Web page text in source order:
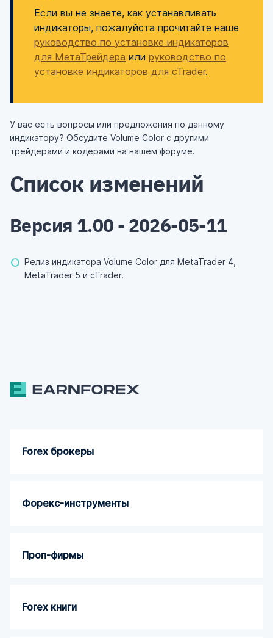
Если вы не знаете, как устанавливать
индикаторы, пожалуйста прочитайте наше
руководство по установке индикаторов
для МетаТрейдера или руководство по
установке индикаторов для cTrader.
У вас есть вопросы или предложения по данному
индикатору? Обсудите Volume Color с другими
трейдерами и кодерами на нашем форуме.
Список изменений
Версия 1.00 - 2026-05-11
Релиз индикатора Volume Color для MetaTrader 4,
MetaTrader 5 и cTrader.
Forex брокеры
Форекс-инструменты
Проп-фирмы
Forex книги